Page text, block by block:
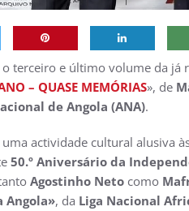
terceiro e último volume da já
– QUASE MEMÓRIAS», de
de Angola (ANA).
actividade cultural alusiva
50.º Aniversário da
Agostinho Neto como
Angola», da Liga Nacional